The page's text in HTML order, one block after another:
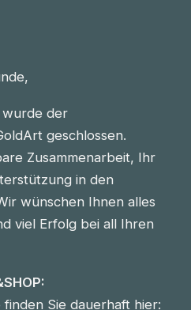
wurde der
geschlossen.
Zusammenarbeit, Ihr
in den
wünschen Ihnen alles
viel Erfolg bei all Ihren
Sie dauerhaft hier: